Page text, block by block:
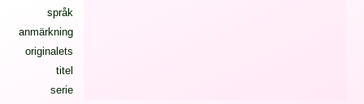
språk
anmärkning
originalets
titel
serie